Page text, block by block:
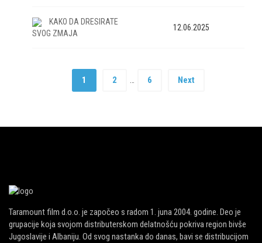
KAKO DA DRESIRATE
SVOG ZMAJA
12.06.2025
1 2 6 Next
Taramount film d.o.o. je započeo s radom 1. juna 2004. godine. Deo je
grupacije koja svojom distributerskom delatnošću pokriva region bivše
Jugoslavije i Albaniju. Od svog nastanka do danas, bavi se distribucijom